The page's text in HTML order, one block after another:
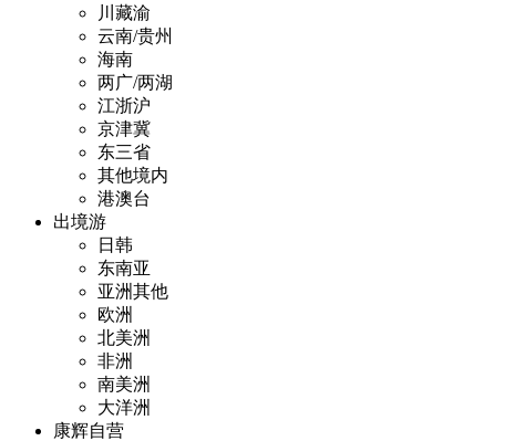
川藏渝
云南/贵州
海南
两广/两湖
江浙沪
京津冀
东三省
其他境内
港澳台
出境游
日韩
东南亚
亚洲其他
欧洲
北美洲
非洲
南美洲
大洋洲
康辉自营